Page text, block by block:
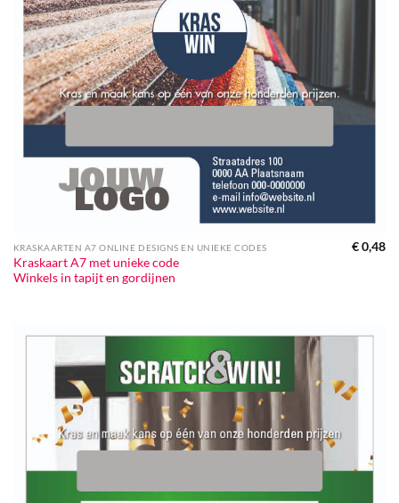
KRASKAARTEN A7 ONLINE DESIGNS EN UNIEKE CODES
Kraskaart A7 met unieke code
Winkels in tapijt en gordijnen
€0,48